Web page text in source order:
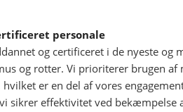
personale
og certificeret i de nyeste og
og rotter. Vi prioriterer brugen af
er en del af vores
sikrer effektivitet ved bekæmpelse